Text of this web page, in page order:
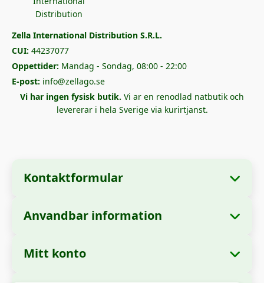
Zella International Distribution S.R.L.
CUI: 44237077
Oppettider: Mandag - Sondag, 08:00 - 22:00
E-post: info@zellago.se
Vi har ingen fysisk butik. Vi ar en renodlad natbutik och
levererar i hela Sverige via kurirtjanst.
Kontaktformular
Företagsnamn:
SRL
Anvandbar information
Mitt konto
Mina bestallningar